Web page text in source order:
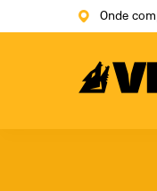
Onde
Ir para a